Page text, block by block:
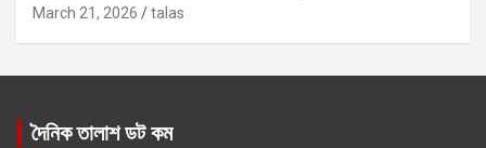
March 21, 2026 talas
দৈনিক তালাশ ডট কম